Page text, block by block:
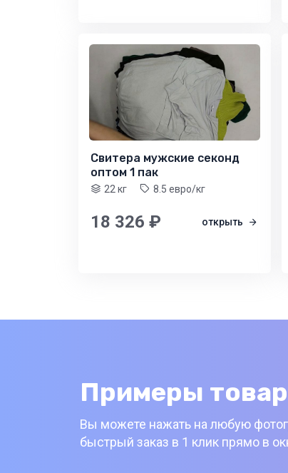
Свитера мужские секонд
оптом 1 пак
22 кг 8.5 евро/кг
18 326 ₽ открыть
Примеры
Вы можете нажать на любую
быстрый заказ в 1 клик прямо в